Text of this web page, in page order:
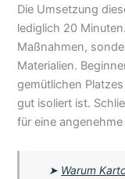
Die Umsetzung
lediglich 20
Maßnahmen,
Materialien.
gemütlichen
gut isoliert ist.
für eine
➤ Warum